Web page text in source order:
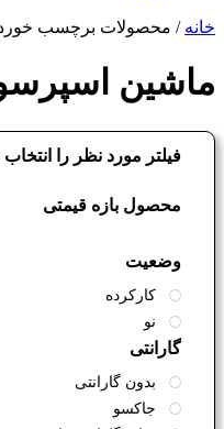
Close
خانه / محصولات برچسب خورده
ماشین اسپرسو
فیلتر مورد نظر را انتخاب
محصول بازه قیمتی
وضعیت
کارکرده
نو
گارانتی
بدون گارانتی
جاکسو